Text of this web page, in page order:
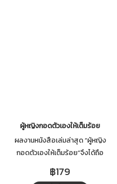
ผู้หญิงกอดตัวเองให้เต็มร้อย
ผลงานหนังสือเล่มล่าสุด “ผู้หญิง
กอดตัวเองให้เต็มร้อย”จึงได้ถือ
มาโลดแล่นสู่วังวนนักอ่าน โดยผู้
฿179